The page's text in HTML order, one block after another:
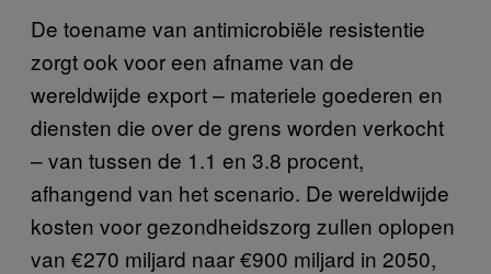
De toename van antimicrobiële resistentie
zorgt ook voor een afname van de
wereldwijde export – materiele goederen en
diensten die over de grens worden verkocht
– van tussen de 1.1 en 3.8 procent,
afhangend van het scenario. De wereldwijde
kosten voor gezondheidszorg zullen oplopen
van €270 miljard naar €900 miljard in 2050,